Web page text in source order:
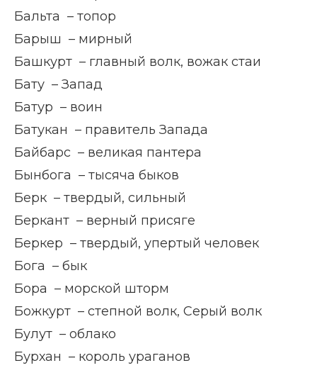
Бальта – топор
Барыш – мирный
Башкурт – главный волк, вожак стаи
Бату – Запад
Батур – воин
Батукан – правитель Запада
Байбарс – великая пантера
Бынбога – тысяча быков
Берк – твердый, сильный
Беркант – верный присяге
Беркер – твердый, упертый человек
Бога – бык
Бора – морской шторм
Божкурт – степной волк, Серый волк
Булут – облако
Бурхан – король ураганов